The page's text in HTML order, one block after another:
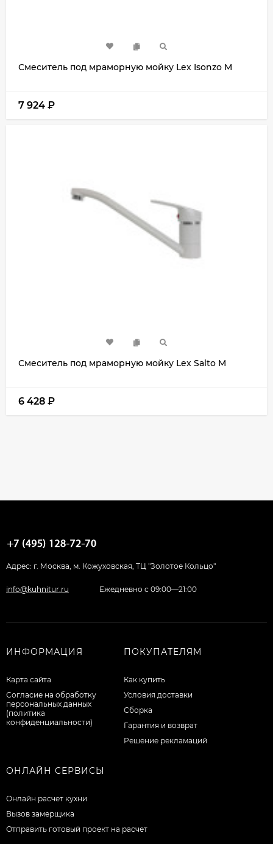
Смеситель под мраморную мойку Lex Isonzo M
7 924 ₽
Смеситель под мраморную мойку Lex Salto M
6 428 ₽
Адрес: г. Москва, м. Кожуховская, ТЦ "Золотое Кольцо"
info@kuhnitur.ru Ежедневно с 09:00—21:00
ИНФОРМАЦИЯ
Карта сайта
Согласие на обработку
персональных данных
(политика
конфиденциальности)
ПОКУПАТЕЛЯМ
Как купить
Условия доставки
Сборка
Гарантия и возврат
Решение рекламаций
ОНЛАЙН СЕРВИСЫ
Онлайн расчет кухни
Вызов замерщика
Отправить готовый проект на расчет